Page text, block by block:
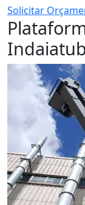
Solicitar